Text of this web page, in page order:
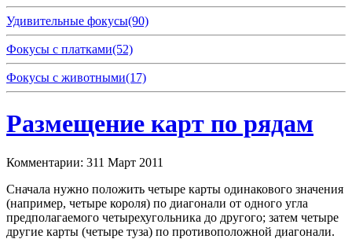
Удивительные фокусы(90)
Фокусы с платками(52)
Фокусы с животными(17)
Размещение карт по рядам
Комментарии: 311 Март 2011
Сначала нужно положить четыре карты одинакового значения
(например, четыре короля) по диагонали от одного угла
предполагаемого четырехугольника до другого; затем четыре
другие карты (четыре туза) по противоположной диагонали.